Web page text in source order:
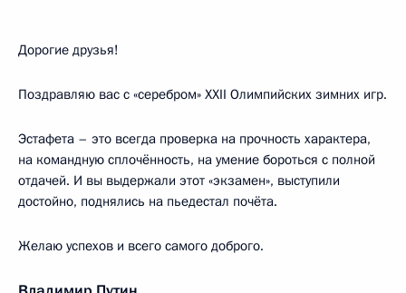
Дорогие друзья!
Поздравляю вас с «серебром» XXII Олимпийских зимних игр.
Эстафета – это всегда проверка на прочность характера,
на командную сплочённость, на умение бороться с полной
отдачей. И вы выдержали этот «экзамен», выступили
достойно, поднялись на пьедестал почёта.
Желаю успехов и всего самого доброго.